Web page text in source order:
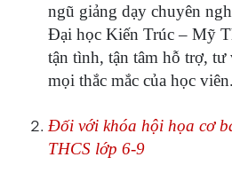
ngũ giảng dạy chuyên
Đại học Kiến Trúc – Mỹ
tận tình, tận tâm hỗ trợ, tư
mọi thắc mắc của học viên.
Đối với khóa hội họa cơ
THCS lớp 6-9